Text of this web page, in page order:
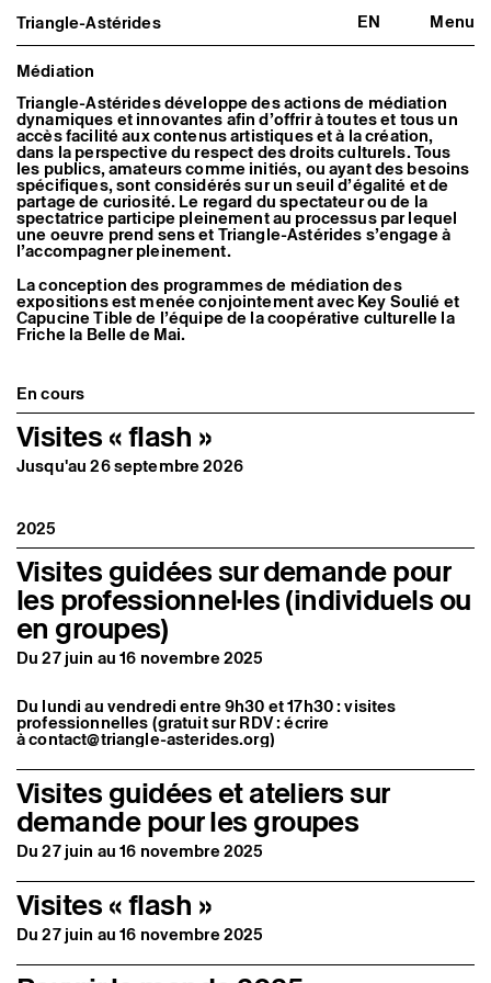
Triangle-Astérides EN Menu
Triangle-Astérides
Centre d’art contemporain
d’intérêt national
et résidence internationale d'artistes
Fermer
Présentation
À propos
Équipe et gouvernance
Partenaires et réseaux
Formation professionnelle
Adhérer / nous soutenir
Rapports d'activité
Informations pratiques
Programmation
Agenda : en cours et à venir
Expositions
Médiation
Publics associés
Les Nouveaux Commanditaires
Artistes résident·es et associé·es
Hors-les-murs
Ancien·nes résident·es et artistes associé·es
Médiation
Triangle-Astérides développe des actions de médiation
dynamiques et innovantes afin d’offrir à toutes et tous un
accès facilité aux contenus artistiques et à la création,
dans la perspective du respect des droits culturels. Tous
les publics, amateurs comme initiés, ou ayant des besoins
spécifiques, sont considérés sur un seuil d’égalité et de
partage de curiosité. Le regard du spectateur ou de la
spectatrice participe pleinement au processus par lequel
une oeuvre prend sens et Triangle-Astérides s’engage à
l’accompagner pleinement.
La conception des programmes de médiation des
expositions est menée conjointement avec Key Soulié et
Capucine Tible de l’équipe de la coopérative culturelle la
Friche la Belle de Mai.
En cours
Visites « flash »
Jusqu'au 26 septembre 2026
et grand·es. L’équipe de médiation vous propose un format
de 30 minutes pour échanger autour d’œuvres d’art
présentées dans l’exposition en cours.
Les samedis :
—4 juillet, 16h
—11 juillet, 16h
—25 juillet, 16h
—15 août, 15h
—26 septembre, 16h
À 17h, tous les samedis, dans l’espace expo-pause du
4ème étage, l’équipe de médiation propose de discuter
d’un verre.
2025
Visites guidées sur demande pour
les professionnel·les (individuels ou
en groupes)
Du 27 juin au 16 novembre 2025
Du lundi au vendredi entre 9h30 et 17h30 : visites
professionnelles (gratuit sur RDV : écrire
à contact@triangle-asterides.org)
Visites guidées et ateliers sur
demande pour les groupes
Du 27 juin au 16 novembre 2025
Du lundi au vendredi entre 9h et 17h : visites avec ateliers
et accueil de groupes (gratuit sur RDV : écrire
à mediation@lafriche.org)
Visites « flash »
Du 27 juin au 16 novembre 2025